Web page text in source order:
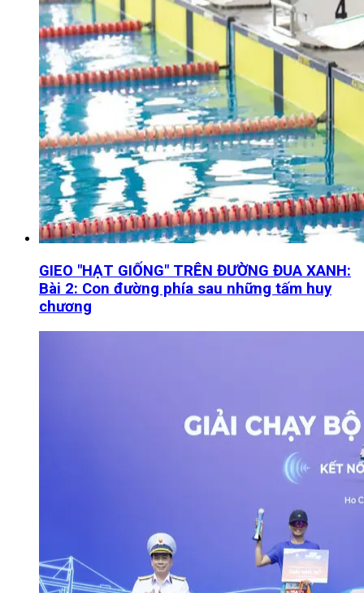
GIEO "HẠT GIỐNG" TRÊN ĐƯỜNG ĐUA XANH:
Bài 2: Con đường phía sau những tấm huy
chương